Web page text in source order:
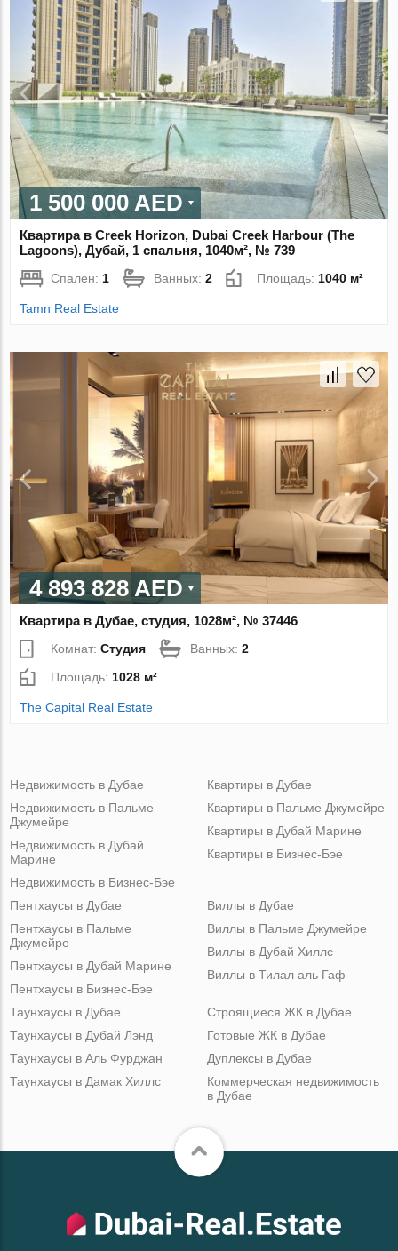
1 500 000 AED
Квартира в Creek Horizon, Dubai Creek Harbour (The
Lagoons), Дубай, 1 спальня, 1040м², № 739
Спален: 1 Ванных:2 Площадь: 1040 м²
Tamn Real Estate
4 893 828 AED
Квартира в Дубае, студия, 1028м², № 37446
Комнат:Студия Ванных:2
Площадь: 1028 м²
The Capital Real Estate
Недвижимость в Дубае
Недвижимость в Пальме
Джумейре
Недвижимость в Дубай
Марине
Недвижимость в Бизнес-Бэе
Квартиры в Дубае
Квартиры в Пальме Джумейре
Квартиры в Дубай Марине
Квартиры в Бизнес-Бэе
Пентхаусы в Дубае
Пентхаусы в Пальме
Джумейре
Пентхаусы в Дубай Марине
Пентхаусы в Бизнес-Бэе
Виллы в Дубае
Виллы в Пальме Джумейре
Виллы в Дубай Хиллс
Виллы в Тилал аль Гаф
Таунхаусы в Дубае
Таунхаусы в Дубай Лэнд
Таунхаусы в Аль Фурджан
Таунхаусы в Дамак Хиллс
Строящиеся ЖК в Дубае
Готовые ЖК в Дубае
Дуплексы в Дубае
Коммерческая недвижимость
в Дубае